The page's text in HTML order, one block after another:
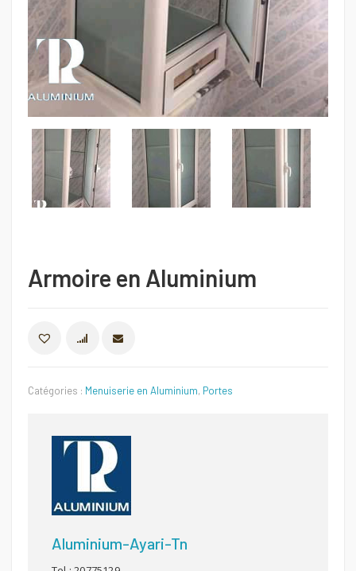
Armoire en Aluminium
COMPARER
Catégories : Menuiserie en Aluminium, Portes
Aluminium-Ayari-Tn